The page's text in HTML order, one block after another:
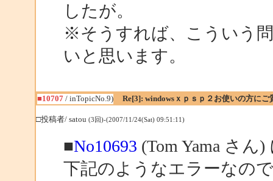
したが。
※そうすれば、こういう
いと思います。
■10707/ inTopicNo.9) Re[3]: windowsｘｐｓｐ２お使いの方にご
□投稿者/ satou (3回)-(2007/11/24(Sat) 09:51:11)
■No10693 (Tom Yama さん)
下記のようなエラーなの